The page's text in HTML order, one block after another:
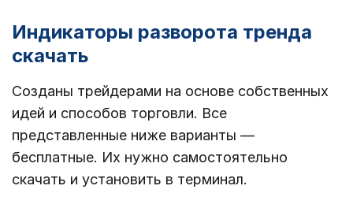
Индикаторы разворота тренда
скачать
Созданы трейдерами на основе собственных
идей и способов торговли. Все
представленные ниже варианты ―
бесплатные. Их нужно самостоятельно
скачать и установить в терминал.